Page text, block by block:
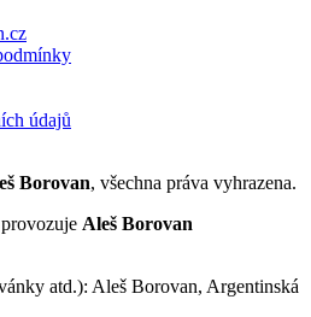
údajů
Borovan, všechna práva vyhrazena.
Aleš Borovan
atd.): Aleš Borovan, Argentinská